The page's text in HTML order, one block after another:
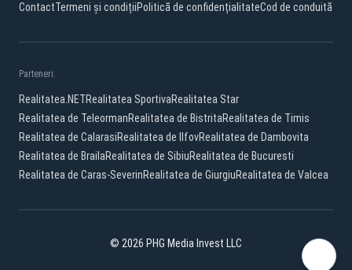
ContactTermeni și condițiiPolitică de confidențialitateCod de conduită
Parteneri:
Realitatea.NETRealitatea SportivaRealitatea Star
Realitatea de TeleormanRealitatea de BistritaRealitatea de Timis
Realitatea de CalarasiRealitatea de IlfovRealitatea de Dambovita
Realitatea de BrailaRealitatea de SibiuRealitatea de Bucuresti
Realitatea de Caras-SeverinRealitatea de GiurgiuRealitatea de Valcea
© 2026 PHG Media Invest LLC